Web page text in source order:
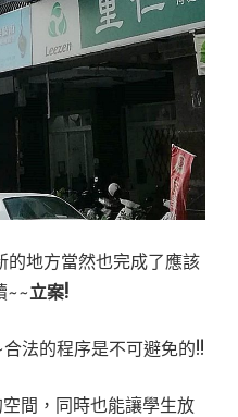
的地方當然也完成了應該
~~立案!
法的程序是不可避免的!!
間，同時也能讓學生放